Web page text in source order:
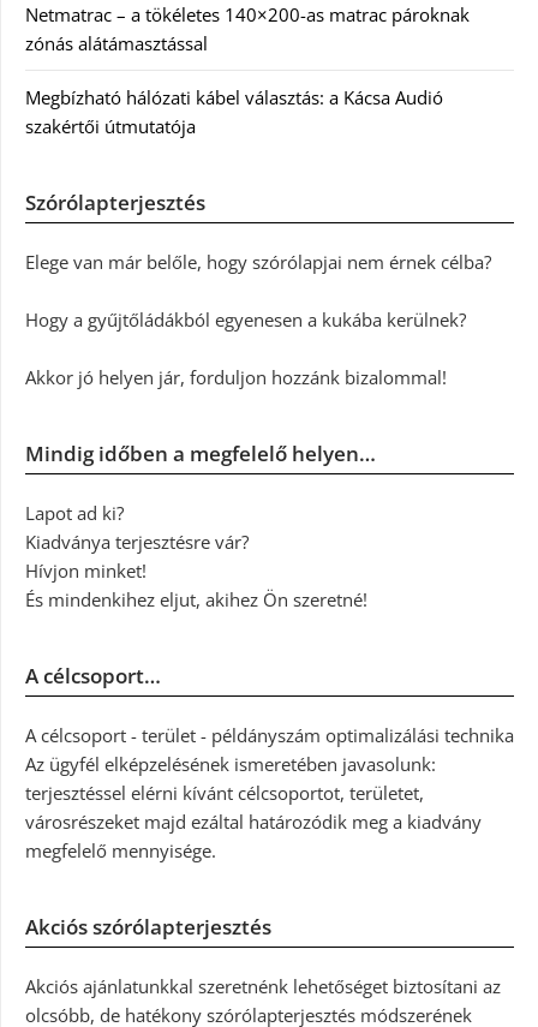
Netmatrac – a tökéletes 140×200-as matrac pároknak
zónás alátámasztással
Megbízható hálózati kábel választás: a Kácsa Audió
szakértői útmutatója
Szórólapterjesztés
Elege van már belőle, hogy szórólapjai nem érnek célba?
Hogy a gyűjtőládákból egyenesen a kukába kerülnek?
Akkor jó helyen jár, forduljon hozzánk bizalommal!
Mindig időben a megfelelő helyen…
Lapot ad ki?
Kiadványa terjesztésre vár?
Hívjon minket!
És mindenkihez eljut, akihez Ön szeretné!
A célcsoport…
A célcsoport - terület - példányszám optimalizálási technika
Az ügyfél elképzelésének ismeretében javasolunk:
terjesztéssel elérni kívánt célcsoportot, területet,
városrészeket majd ezáltal határozódik meg a kiadvány
megfelelő mennyisége.
Akciós szórólapterjesztés
Akciós ajánlatunkkal szeretnénk lehetőséget biztosítani az
olcsóbb, de hatékony szórólapterjesztés módszerének